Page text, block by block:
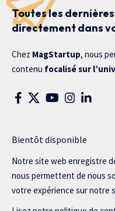
Toutes les
directement dans
Chez MagStartup, nous
contenu focalisé sur
Bientôt disponible
Notre site web enregistre
nous permettent de nous
votre expérience sur notre